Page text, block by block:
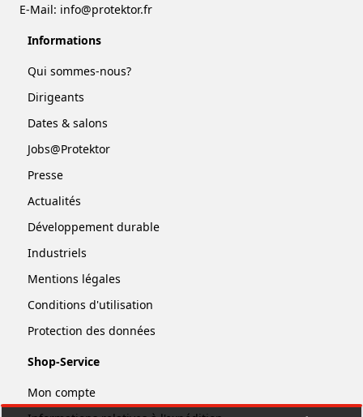
E-Mail: info@protektor.fr
Informations
Qui sommes-nous?
Dirigeants
Dates & salons
Jobs@Protektor
Presse
Actualités
Développement durable
Industriels
Mentions légales
Conditions d'utilisation
Protection des données
Shop-Service
Mon compte